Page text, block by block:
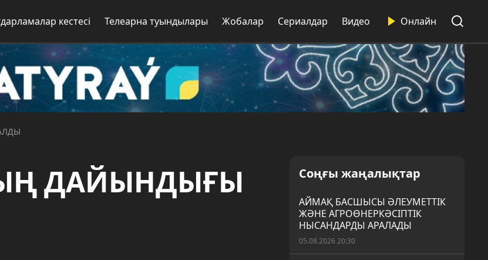
кестесі Телеарна туындылары Жобалар Сериалдар Видео Онлайн
ДАЙЫНДЫҒЫ
Соңғы жаңалықтар
АЙМАҚ БАСШЫСЫ ӘЛЕУМЕТТІК
ЖӘНЕ АГРОӨНЕРКӘСІПТІК
НЫСАНДАРДЫ АРАЛАДЫ
05.08.2026 20:30